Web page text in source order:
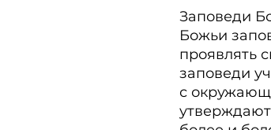
Заповеди
Божьи
проявлять
заповеди
с